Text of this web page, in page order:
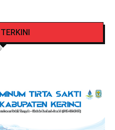
Iglesias di Gunung
Pengendara Segelas